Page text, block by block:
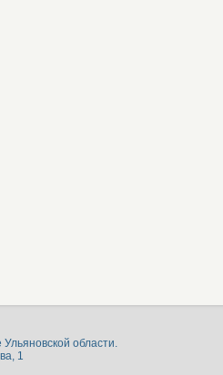
области.
1